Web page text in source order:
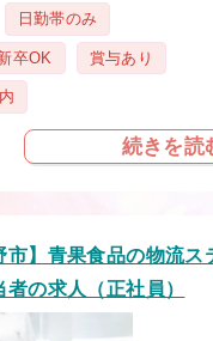
日勤帯のみ
卒OK 賞与あり
続きを読
市】青果食品の物流ス
の求人（正社員）